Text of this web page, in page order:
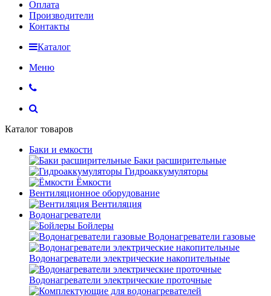
Оплата
Производители
Контакты
Каталог
Меню
Каталог товаров
Баки и емкости
Баки расширительные
Гидроаккумуляторы
Ёмкости
Вентиляционное оборудование
Вентиляция
Водонагреватели
Бойлеры
Водонагреватели газовые
Водонагреватели электрические накопительные
Водонагреватели электрические проточные